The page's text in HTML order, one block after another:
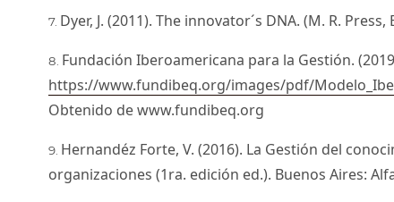
Dyer, J. (2011). The innovator´s DNA. (M. R. Press,
Fundación Iberoamericana para la Gestión.
https://www.fundibeq.org/images/pdf/
Obtenido de www.fundibeq.org
Hernandéz Forte, V. (2016). La Gestión del
organizaciones (1ra. edición ed.). Buenos Aires: